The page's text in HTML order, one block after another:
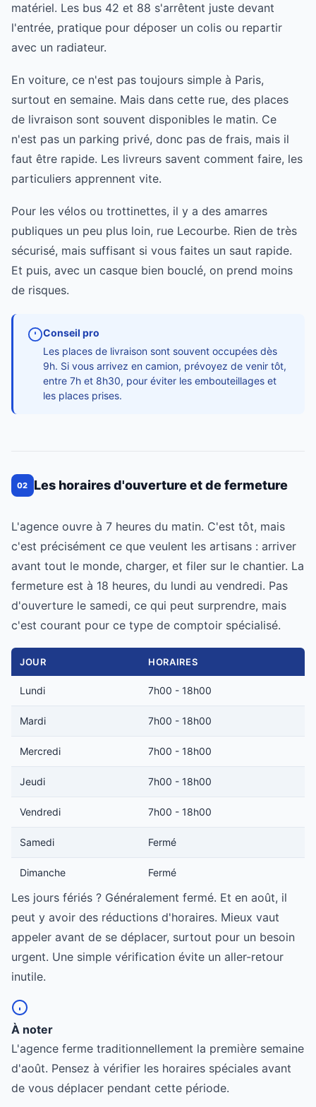
matériel. Les bus 42 et 88 s'arrêtent juste devant
l'entrée, pratique pour déposer un colis ou repartir
avec un radiateur.
En voiture, ce n'est pas toujours simple à Paris,
surtout en semaine. Mais dans cette rue, des places
de livraison sont souvent disponibles le matin. Ce
n'est pas un parking privé, donc pas de frais, mais il
faut être rapide. Les livreurs savent comment faire, les
particuliers apprennent vite.
Pour les vélos ou trottinettes, il y a des amarres
publiques un peu plus loin, rue Lecourbe. Rien de très
sécurisé, mais suffisant si vous faites un saut rapide.
Et puis, avec un casque bien bouclé, on prend moins
de risques.
Conseil pro
Les places de livraison sont souvent occupées dès
9h. Si vous arrivez en camion, prévoyez de venir tôt,
entre 7h et 8h30, pour éviter les embouteillages et
les places prises.
02 Les horaires d'ouverture et de fermeture
L'agence ouvre à 7 heures du matin. C'est tôt, mais
c'est précisément ce que veulent les artisans : arriver
avant tout le monde, charger, et filer sur le chantier. La
fermeture est à 18 heures, du lundi au vendredi. Pas
d'ouverture le samedi, ce qui peut surprendre, mais
c'est courant pour ce type de comptoir spécialisé.
JOUR HORAIRES
Lundi 7h00 - 18h00
Mardi 7h00 - 18h00
Mercredi 7h00 - 18h00
Jeudi 7h00 - 18h00
Vendredi 7h00 - 18h00
Samedi Fermé
Dimanche Fermé
Les jours fériés ? Généralement fermé. Et en août, il
peut y avoir des réductions d'horaires. Mieux vaut
appeler avant de se déplacer, surtout pour un besoin
urgent. Une simple vérification évite un aller-retour
inutile.
À noter
L'agence ferme traditionnellement la première semaine
d'août. Pensez à vérifier les horaires spéciales avant
de vous déplacer pendant cette période.